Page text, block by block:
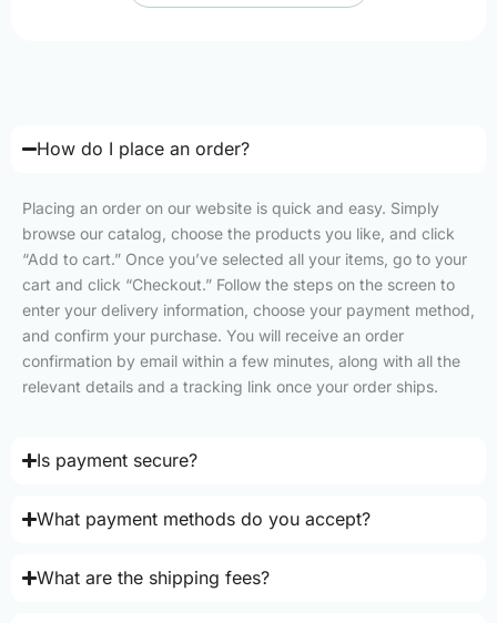
How do I place an order?
Placing an order on our website is quick and easy. Simply
browse our catalog, choose the products you like, and click
“Add to cart.” Once you’ve selected all your items, go to your
cart and click “Checkout.” Follow the steps on the screen to
enter your delivery information, choose your payment method,
and confirm your purchase. You will receive an order
confirmation by email within a few minutes, along with all the
relevant details and a tracking link once your order ships.
Is payment secure?
What payment methods do you accept?
What are the shipping fees?